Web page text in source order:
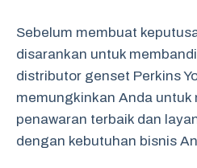
Sebelum membuat
disarankan untuk
distributor genset Perkins
memungkinkan Anda untuk
penawaran terbaik dan
dengan kebutuhan bisnis